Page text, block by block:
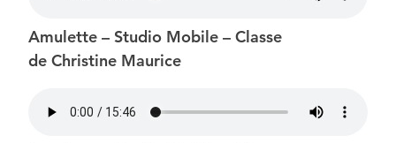
Amulette – Studio Mobile – Classe
de Christine Maurice